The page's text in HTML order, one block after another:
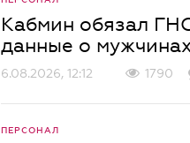
Кабмин обязал
данные о
6.08.2026, 12:12 1790
ПЕРСОНАЛ